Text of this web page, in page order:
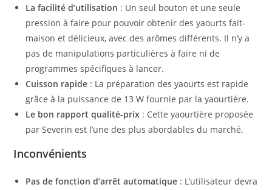
La facilité d’utilisation : Un seul bouton et une seule
pression à faire pour pouvoir obtenir des yaourts fait-
maison et délicieux, avec des arômes différents. Il n’y a
pas de manipulations particulières à faire ni de
programmes spécifiques à lancer.
Cuisson rapide : La préparation des yaourts est rapide
grâce à la puissance de 13 W fournie par la yaourtière.
Le bon rapport qualité-prix : Cette yaourtière proposée
par Severin est l’une des plus abordables du marché.
Inconvénients
Pas de fonction d’arrêt automatique : L’utilisateur devra